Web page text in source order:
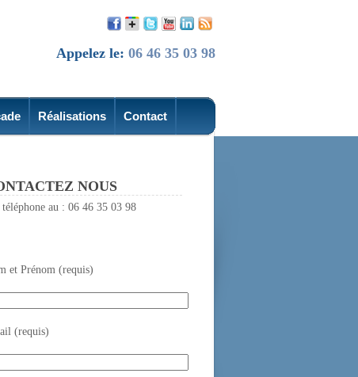
Appelez le: 06 46 35 03 98
Réalisations Contact
NOUS
téléphone au : 06 46 35 03 98
et Prénom (requis)
(requis)